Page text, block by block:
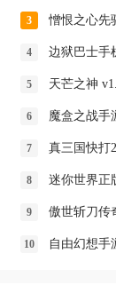
憎恨之心先
边狱巴士手
天芒之神
魔盒之战手
真三国快打
迷你世界正
傲世斩刀传
自由幻想手